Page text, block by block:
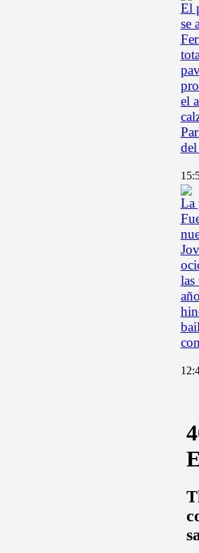
El
se
el
La
las